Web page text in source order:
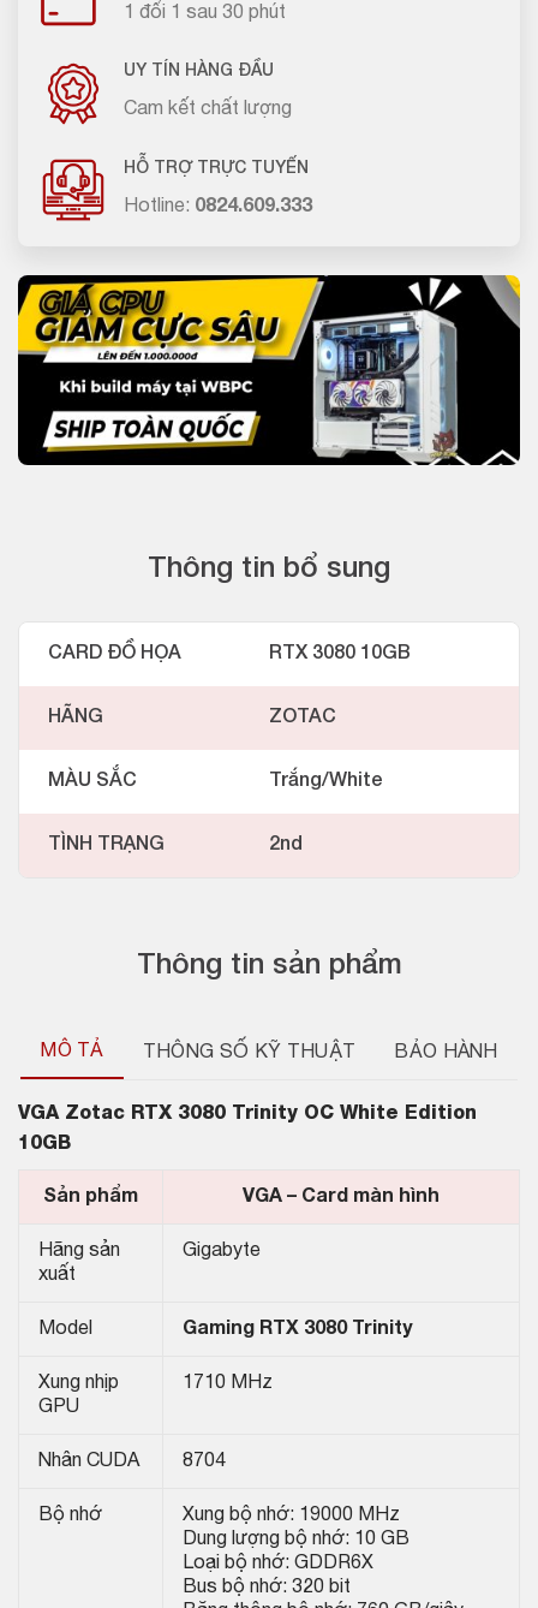
1 đổi 1 sau 30 phút
UY TÍN HÀNG ĐẦU
Cam kết chất lượng
HỖ TRỢ TRỰC TUYẾN
Hotline: 0824.609.333
Thông tin sản phẩm
MÔ TẢ THÔNG SỐ KỸ THUẬT BẢO HÀNH
VGA Zotac RTX 3080 Trinity OC White Edition
10GB
Sản phẩm VGA – Card màn hình
Hãng sản
xuất
Gigabyte
Model Gaming RTX 3080 Trinity
Xung nhịp
GPU
1‎710 MHz
Nhân CUDA 8704
Bộ nhớ
Xung bộ nhớ: 19000 MHz
Dung lượng bộ nhớ: 10 GB
Loại bộ nhớ: GDDR6X
Bus bộ nhớ: 320 bit
Thông tin bổ sung
CARD ĐỒ HỌA RTX 3080 10GB
HÃNG ZOTAC
MÀU SẮC Trắng/White
TÌNH TRẠNG 2nd